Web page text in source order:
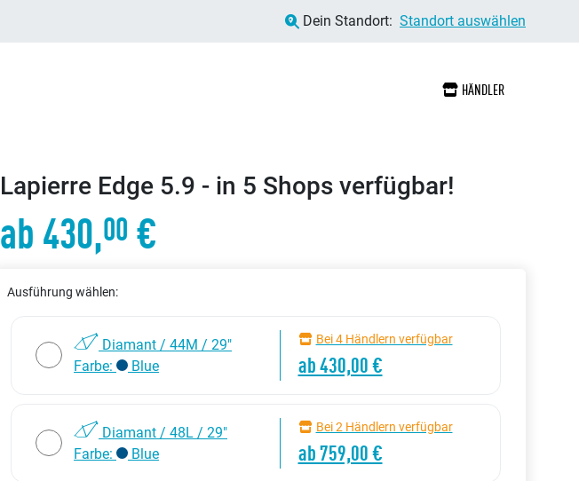
Dein Standort: Standort auswählen
HÄNDLER
Lapierre Edge 5.9 - in 5 Shops verfügbar!
ab 430,00 €
Ausführung wählen:
Diamant / 44M / 29"
Farbe:
Blue
Bei 4 Händlern verfügbar
ab 430,00 €
Diamant / 48L / 29"
Farbe:
Blue
Bei 2 Händlern verfügbar
ab 759,00 €